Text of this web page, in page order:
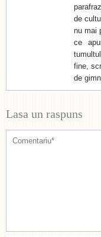
de
nu mai
ce
fine,
de
Lasa un raspuns